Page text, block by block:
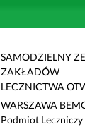
SAMODZIELNY
ZAKŁADÓW
LECZNICTWA
WARSZAWA
Podmiot